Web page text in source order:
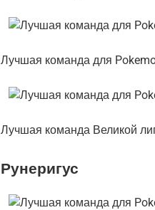
Лучшая команда для
Лучшая команда Великой
Рунеригус